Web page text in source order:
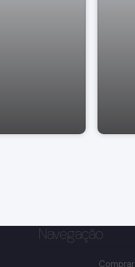
Navegação
Comprar